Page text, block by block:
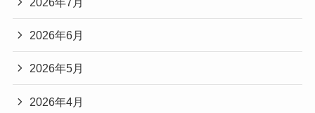
2026年6月
2026年5月
2026年4月